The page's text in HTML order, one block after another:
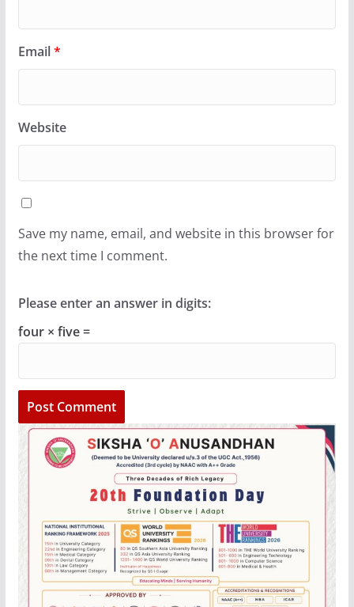
Email*
Website
Save my name, email, and website in this browser for
the next time I comment.
Please enter an answer in digits:
four × five =